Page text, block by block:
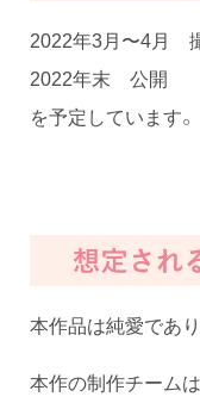
2022年3月〜4月
2022年末 公開
を予定しています。
本作品は純愛であ
本作の制作チーム